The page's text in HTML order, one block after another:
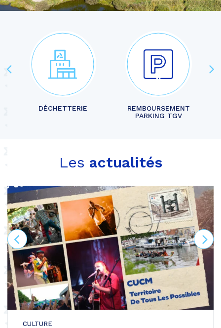
Accès
direct
-
Carousel
DÉCHETTERIE
REMBOURSEMENT
PARKING TGV
Les actualités
CULTURE